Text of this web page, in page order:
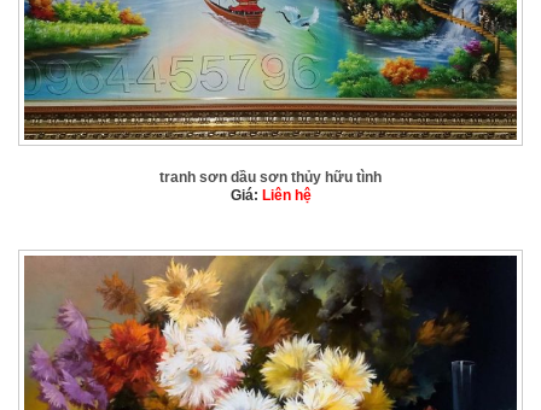
tranh sơn dầu sơn thủy hữu tình
Giá: Liên hệ